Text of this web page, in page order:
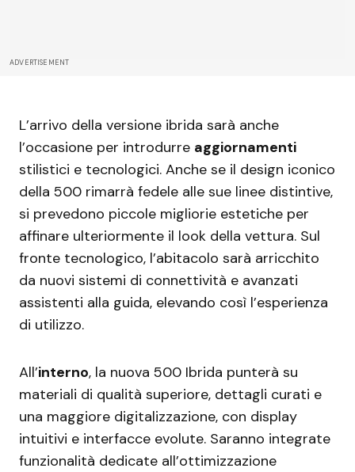
ADVERTISEMENT
L’arrivo della versione ibrida sarà anche
l’occasione per introdurre aggiornamenti
stilistici e tecnologici. Anche se il design iconico
della 500 rimarrà fedele alle sue linee distintive,
si prevedono piccole migliorie estetiche per
affinare ulteriormente il look della vettura. Sul
fronte tecnologico, l’abitacolo sarà arricchito
da nuovi sistemi di connettività e avanzati
assistenti alla guida, elevando così l’esperienza
di utilizzo.
All’interno, la nuova 500 Ibrida punterà su
materiali di qualità superiore, dettagli curati e
una maggiore digitalizzazione, con display
intuitivi e interfacce evolute. Saranno integrate
funzionalità dedicate all’ottimizzazione